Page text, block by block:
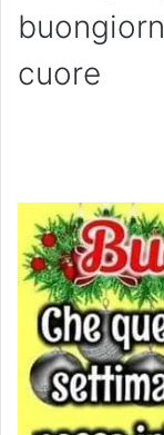
cuore